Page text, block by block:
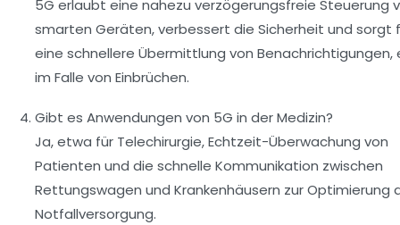
5G erlaubt eine nahezu verzögerungsfreie Steuerung
smarten Geräten, verbessert die Sicherheit und sorgt
eine schnellere Übermittlung von Benachrichtigungen,
im Falle von Einbrüchen.
Gibt es Anwendungen von 5G in der Medizin?
Ja, etwa für Telechirurgie, Echtzeit-Überwachung von
Patienten und die schnelle Kommunikation zwischen
Rettungswagen und Krankenhäusern zur Optimierung
Notfallversorgung.